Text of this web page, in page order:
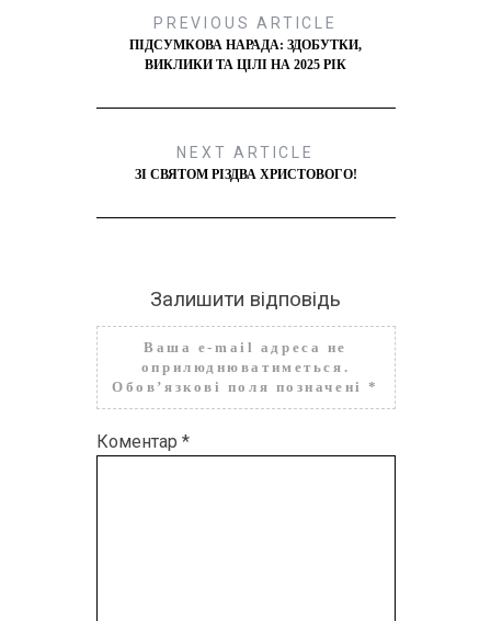
PREVIOUS ARTICLE
ПІДСУМКОВА НАРАДА: ЗДОБУТКИ,
ВИКЛИКИ ТА ЦІЛІ НА 2025 РІК
NEXT ARTICLE
ЗІ СВЯТОМ РІЗДВА ХРИСТОВОГО!
Залишити відповідь
Ваша e-mail адреса не
оприлюднюватиметься.
Обов’язкові поля позначені*
Коментар *